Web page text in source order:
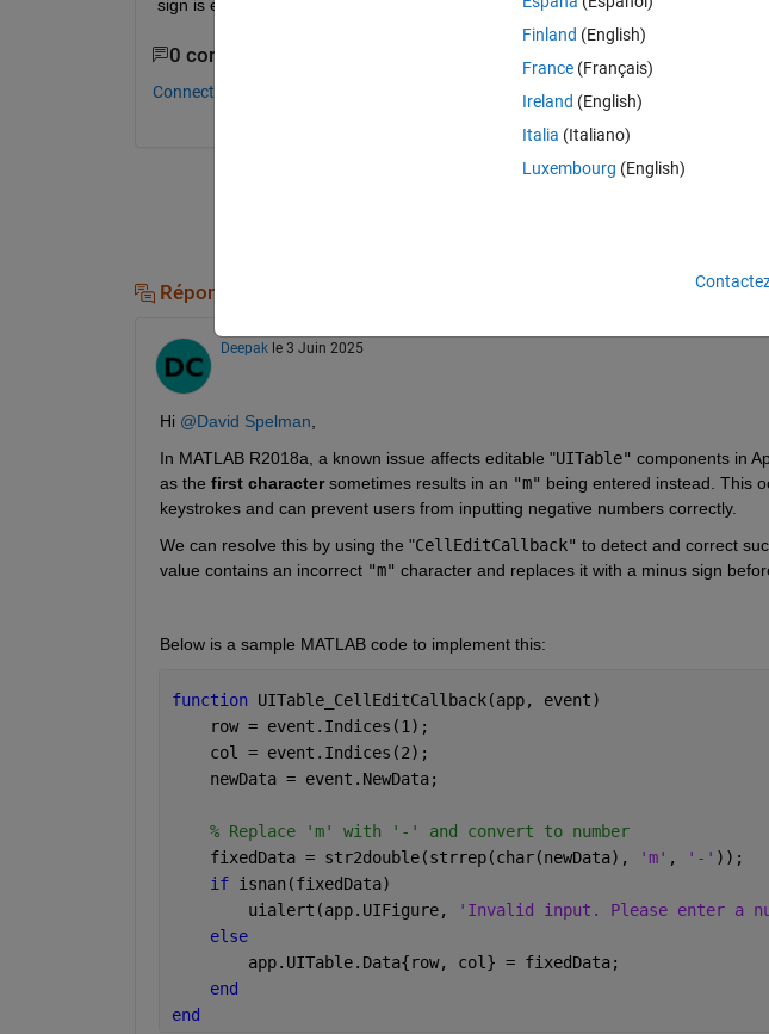
sign is entered correctly. An idea what's happening here?
0 commentaires
Connectez-vous pour commenter.
Réponses (1)
Deepak le 3 Juin 2025
Hi @David Spelman,
In MATLAB R2018a, a known issue affects editable "UITable" components in
as the first character sometimes results in an "m" being entered instead. This
keystrokes and can prevent users from inputting negative numbers correctly.
We can resolve this by using the "CellEditCallback" to detect and correct
value contains an incorrect "m" character and replaces it with a minus sign
Below is a sample MATLAB code to implement this:
function UITable_CellEditCallback(app, event)
    row = event.Indices(1);
    col = event.Indices(2);
    newData = event.NewData;
% Replace 'm' with '-' and convert to number
    fixedData = str2double(strrep(char(newData),
'm' , '-' ));
if isnan(fixedData)
        uialert(app.UIFigure,
'Invalid input. Please enter a
else
        app.UITable.Data{row, col} = fixedData;
end
end
Finland (English)
France (Français)
Ireland (English)
Italia (Italiano)
Luxembourg (English)